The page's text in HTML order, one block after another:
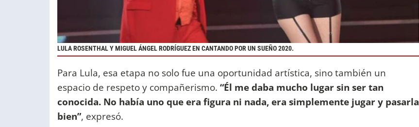
LULA ROSENTHAL Y MIGUEL ÁNGEL RODRÍGUEZ EN CANTANDO POR UN SUEÑO 2020.
Para Lula, esa etapa no solo fue una oportunidad artística, sino también un
espacio de respeto y compañerismo. “Él me daba mucho lugar sin ser tan
conocida. No había uno que era figura ni nada, era simplemente jugar y pasarla
bien”, expresó.